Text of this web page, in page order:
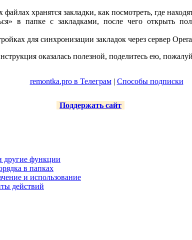
хранятся закладки, как посмотреть, где
в папке с закладками, после чего открыть
для синхронизации закладок через сервер
оказалась полезной, поделитесь ею,
remontka.pro в Телеграм| Способы подписки
Поддержать сайт
другие функции
в папках
и использование
действий